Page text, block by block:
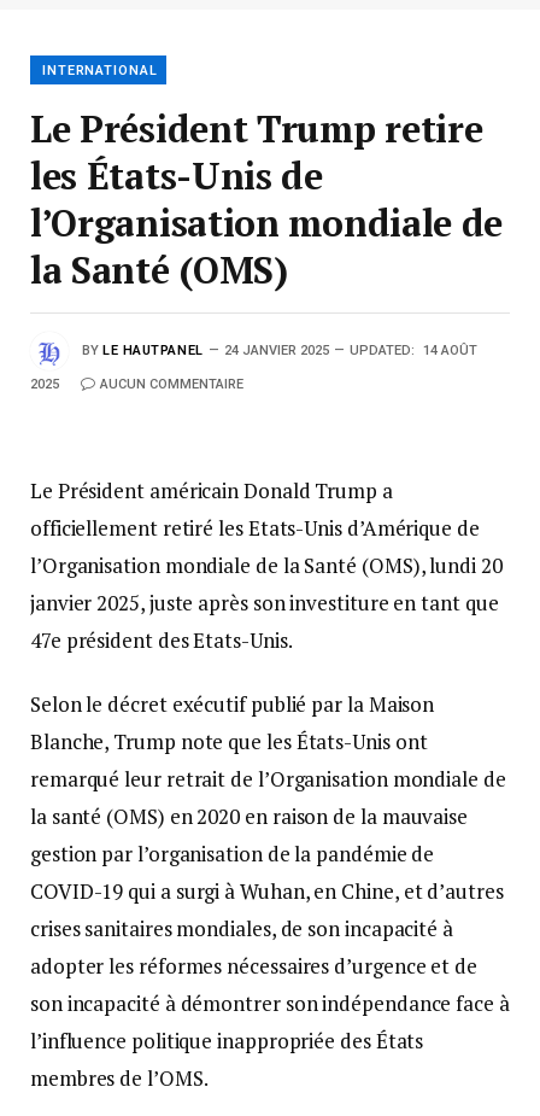
INTERNATIONAL
Le Président Trump retire
les États-Unis de
l’Organisation mondiale de
la Santé (OMS)
BY LE HAUTPANEL 24 JANVIER 2025 UPDATED: 14 AOÛT
2025 AUCUN COMMENTAIRE
Le Président américain Donald Trump a
officiellement retiré les Etats-Unis d’Amérique de
l’Organisation mondiale de la Santé (OMS), lundi 20
janvier 2025, juste après son investiture en tant que
47e président des Etats-Unis.
Selon le décret exécutif publié par la Maison
Blanche, Trump note que les États-Unis ont
remarqué leur retrait de l’Organisation mondiale de
la santé (OMS) en 2020 en raison de la mauvaise
gestion par l’organisation de la pandémie de
COVID-19 qui a surgi à Wuhan, en Chine, et d’autres
crises sanitaires mondiales, de son incapacité à
adopter les réformes nécessaires d’urgence et de
son incapacité à démontrer son indépendance face à
l’influence politique inappropriée des États
membres de l’OMS.